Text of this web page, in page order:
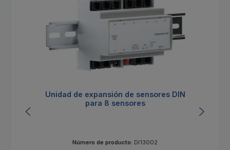
Unidad de expansión de sensores DIN
para 8 sensores
Número de producto: DI13002